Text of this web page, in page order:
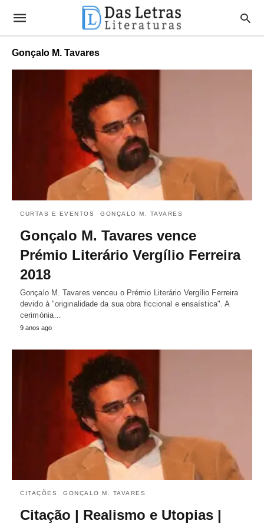
Gonçalo M. Tavares
CURTAS E EVENTOS GONÇALO M. TAVARES
Gonçalo M. Tavares vence
Prémio Literário Vergílio Ferreira
2018
Gonçalo M. Tavares venceu o Prémio Literário Vergílio Ferreira
devido à "originalidade da sua obra ficcional e ensaística". A
cerimónia…
9 anos ago
CITAÇÕES GONÇALO M. TAVARES
Citação | Realismo e Utopias |